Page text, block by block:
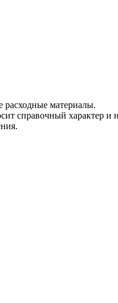
расходные материалы.
справочный характер и